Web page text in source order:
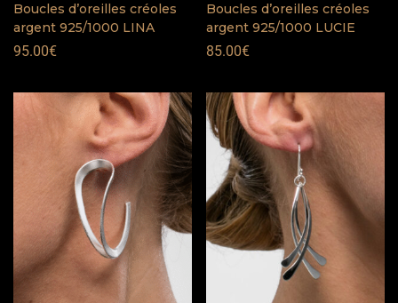
Boucles d’oreilles créoles
argent 925/1000 LINA
95.00€
Boucles d’oreilles créoles
argent 925/1000 LUCIE
85.00€